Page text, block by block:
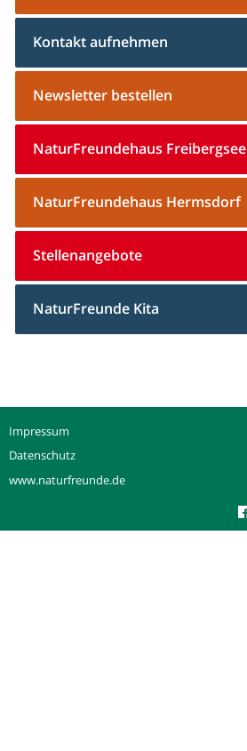
Kontakt aufnehmen
Newsletter bestellen
NaturFreundehaus Freibergsee
NaturFreundehaus Hermsdorf
Stellenangebote
NaturFreunde Kita
Impressum
Datenschutz
www.naturfreunde.de